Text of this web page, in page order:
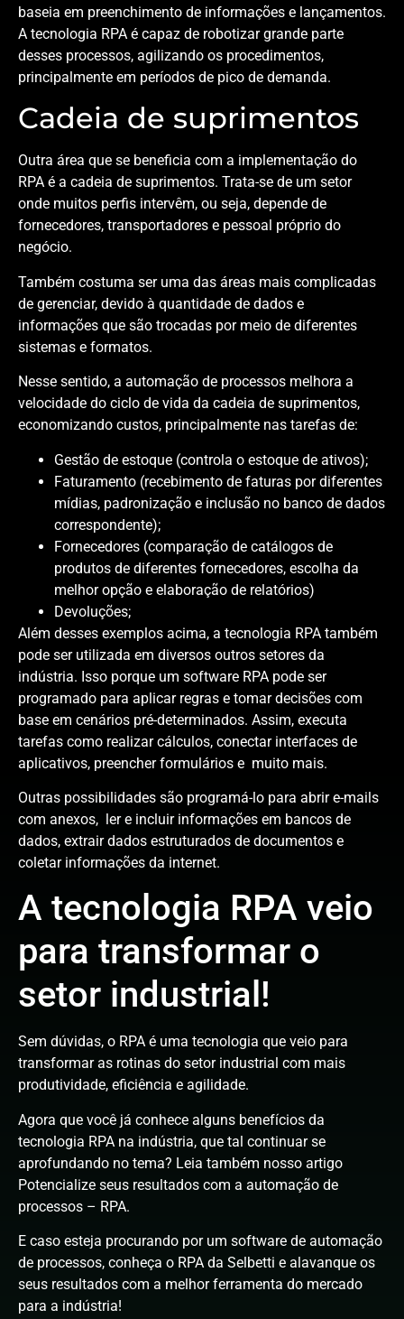
baseia em preenchimento de informações e lançamentos.
A tecnologia RPA é capaz de robotizar grande parte
desses processos, agilizando os procedimentos,
principalmente em períodos de pico de demanda.
Cadeia de suprimentos
Outra área que se beneficia com a implementação do
RPA é a cadeia de suprimentos. Trata-se de um setor
onde muitos perfis intervêm, ou seja, depende de
fornecedores, transportadores e pessoal próprio do
negócio.
Também costuma ser uma das áreas mais complicadas
de gerenciar, devido à quantidade de dados e
informações que são trocadas por meio de diferentes
sistemas e formatos.
Nesse sentido, a automação de processos melhora a
velocidade do ciclo de vida da cadeia de suprimentos,
economizando custos, principalmente nas tarefas de:
Gestão de estoque (controla o estoque de ativos);
Faturamento (recebimento de faturas por diferentes
mídias, padronização e inclusão no banco de dados
correspondente);
Fornecedores (comparação de catálogos de
produtos de diferentes fornecedores, escolha da
melhor opção e elaboração de relatórios)
Devoluções;
Além desses exemplos acima, a tecnologia RPA também
pode ser utilizada em diversos outros setores da
indústria. Isso porque um software RPA pode ser
programado para aplicar regras e tomar decisões com
base em cenários pré-determinados. Assim, executa
tarefas como realizar cálculos, conectar interfaces de
aplicativos, preencher formulários e muito mais.
Outras possibilidades são programá-lo para abrir e-mails
com anexos, ler e incluir informações em bancos de
dados, extrair dados estruturados de documentos e
coletar informações da internet.
A tecnologia RPA veio
para transformar o
setor industrial!
Sem dúvidas, o RPA é uma tecnologia que veio para
transformar as rotinas do setor industrial com mais
produtividade, eficiência e agilidade.
Agora que você já conhece alguns benefícios da
tecnologia RPA na indústria, que tal continuar se
aprofundando no tema? Leia também nosso artigo
Potencialize seus resultados com a automação de
processos – RPA.
E caso esteja procurando por um software de automação
de processos, conheça o RPA da Selbetti e alavanque os
seus resultados com a melhor ferramenta do mercado
para a indústria!